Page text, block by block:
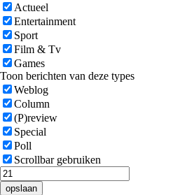
Actueel
Entertainment
Sport
Film & Tv
Games
Toon berichten van deze types
Weblog
Column
(P)review
Special
Poll
Scrollbar gebruiken
opslaan